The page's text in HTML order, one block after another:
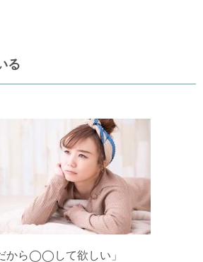
る
から◯◯して欲しい」